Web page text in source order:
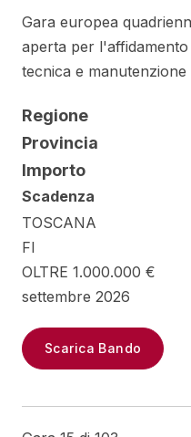
Gara europea
aperta per
tecnica e
Regione
Provincia
Importo
Scadenza
TOSCANA
FI
OLTRE 1.000.000 €
settembre 2026
Scarica Bando